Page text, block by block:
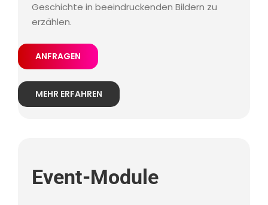
Geschichte in beeindruckenden Bildern zu
erzählen.
ANFRAGEN
MEHR ERFAHREN
Event-Module